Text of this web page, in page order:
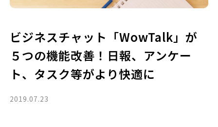
ビジネスチャット「WowTalk」が
５つの機能改善！日報、アンケー
ト、タスク等がより快適に
2019.07.23